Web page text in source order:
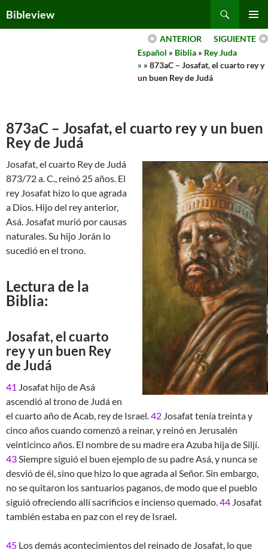
toBibleview
MENU
SIGUIENTE
ANTERIOR
Español » Biblia » Rey Juda
» » 873aC – Josafat, el cuarto rey y
un buen Rey de Judá
873aC – Josafat, el cuarto rey y un buen
Rey de Judá
Josafat, el cuarto Rey de Judá
873/72 a. C., reinó 25 años. El
rey Josafat hizo lo que agrada
a Dios. Hijo del rey anterior,
Asá. Josafat murió por causas
naturales. Su hijo Jorán lo
sucedió en el trono.
Lectura de la
Biblia:
Josafat, el cuarto
rey y un buen Rey
de Judá
41 Josafat hijo de Asá
ascendió al trono de Judá en
el cuarto año de Acab, rey de Israel.42 Josafat tenía treinta y
cinco años cuando comenzó a reinar, y reinó en Jerusalén
veinticinco años. El nombre de su madre era Azuba hija de Siljí.
43Siempre siguió el buen ejemplo de su padre Asá, y nunca se
desvió de él, sino que hizo lo que agrada al Señor. Sin embargo,
no se quitaron los santuarios paganos, de modo que el pueblo
siguió ofreciendo allí sacrificios e incienso quemado.44 Josafat
también estaba en paz con el rey de Israel.
45 Los demás acontecimientos del reinado de Josafat, lo que